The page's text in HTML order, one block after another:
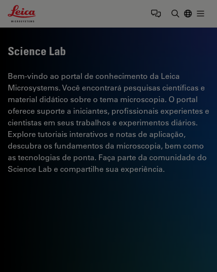
Leica Microsystems Logo
Science Lab
Bem-vindo ao portal de conhecimento da Leica
Microsystems. Você encontrará pesquisas científicas e
material didático sobre o tema microscopia. O portal
oferece suporte a iniciantes, profissionais experientes e
cientistas em seus trabalhos e experimentos diários.
Explore tutoriais interativos e notas de aplicação,
descubra os fundamentos da microscopia, bem como
as tecnologias de ponta. Faça parte da comunidade do
Science Lab e compartilhe sua experiência.